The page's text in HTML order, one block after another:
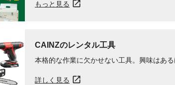
もっと見る
CAINZのレンタル工具
本格的な作業に欠かせない工具。興味はあ
詳しく見る